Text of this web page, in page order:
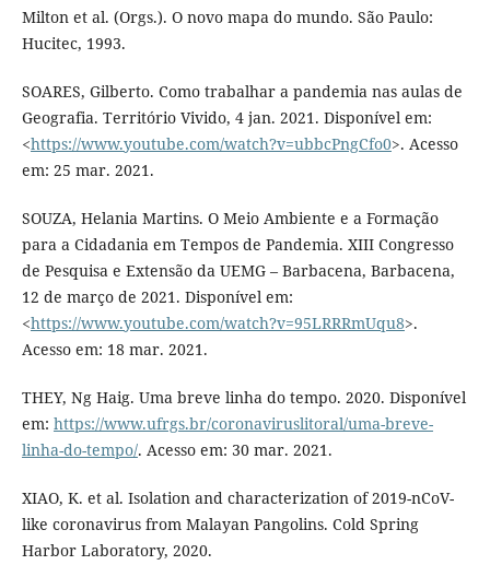
Milton et al. (Orgs.). O novo mapa do mundo. São Paulo:
Hucitec, 1993.
SOARES, Gilberto. Como trabalhar a pandemia nas aulas de
Geografia. Território Vivido, 4 jan. 2021. Disponível em:
<https://www.youtube.com/watch?v=ubbcPngCfo0>. Acesso
em: 25 mar. 2021.
SOUZA, Helania Martins. O Meio Ambiente e a Formação
para a Cidadania em Tempos de Pandemia. XIII Congresso
de Pesquisa e Extensão da UEMG – Barbacena, Barbacena,
12 de março de 2021. Disponível em:
<https://www.youtube.com/watch?v=95LRRRmUqu8>.
Acesso em: 18 mar. 2021.
THEY, Ng Haig. Uma breve linha do tempo. 2020. Disponível
em: https://www.ufrgs.br/coronaviruslitoral/uma-breve-
linha-do-tempo/. Acesso em: 30 mar. 2021.
XIAO, K. et al. Isolation and characterization of 2019-nCoV-
like coronavirus from Malayan Pangolins. Cold Spring
Harbor Laboratory, 2020.